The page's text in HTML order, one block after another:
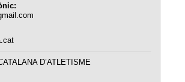
D’ATLETISME